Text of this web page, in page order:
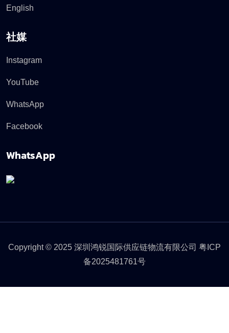
English
社媒
Instagram
YouTube
WhatsApp
Facebook
WhatsApp
Copyright © 2025 深圳鸿锐国际供应链物流有限公司 粤ICP
备2025481761号